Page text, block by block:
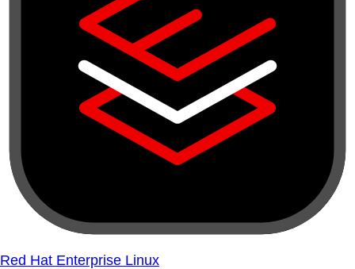
Red Hat Enterprise Linux